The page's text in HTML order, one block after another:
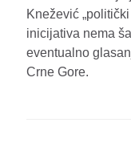
Knežević
inicijativa nema
eventualno
Crne Gore.